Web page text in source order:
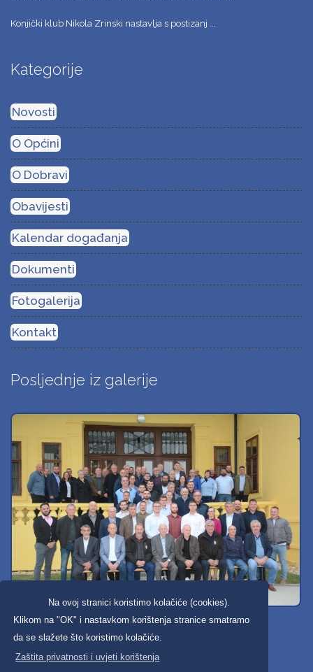
Na ovoj stranici koristimo kolačiće (cookies).
Klikom na "OK" i nastavkom korištenja stranice smatramo
da se slažete što koristimo kolačiće.
Zaštita privatnosti i uvjeti korištenja
Konjički klub Nikola Zrinski nastavlja s postizanj ...
Kategorije
Novosti
O Općini
O Dobravi
Obavijesti
Kalendar događanja
Dokumenti
Fotogalerija
Kontakt
Posljednje iz galerije
Svi dobravski košarkaši